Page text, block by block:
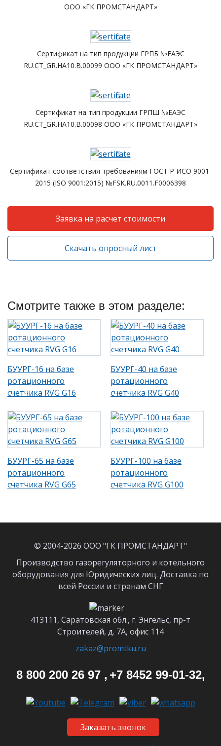
ООО «ГК ПРОМСТАНДАРТ»
Сертификат на тип продукции ГРПБ №ЕАЭС
RU.CT_GR.HA10.B.00099 ООО «ГК ПРОМСТАНДАРТ»
Сертификат на тип продукции ГРПШ №ЕАЭС
RU.CT_GR.HA10.B.00098 ООО «ГК ПРОМСТАНДАРТ»
Сертификат соответствия требованиям ГОСТ Р ИСО 9001-
2015 (ISO 9001:2015) №FSK.RU.0011.F0006398
Заявка на расчет стоимости
Скачать опросный лист
Смотрите также в этом разделе:
БУУРГ-16 на базе
ротационного
счетчика RVG G16
БУУРГ-40 на базе
ротационного
счетчика RVG G40
БУУРГ-65 на базе
ротационного
счетчика RVG G65
БУУРГ-100 на базе
ротационного
счетчика RVG G100
© 2004-2026 ООО "ГК ПРОМСТАНДАРТ"
Производство газорегуляторного и котельного
оборудования для Юридических лиц. Доставка по
всей России и странам СНГ
413111, Саратовская обл., г. Энгельс, пр-т
Строителей, д. 7А, офис 114
zakaz@promtku.ru
8 800 200 26 97 , +7 8452 99-01-32,
Заказать звонок